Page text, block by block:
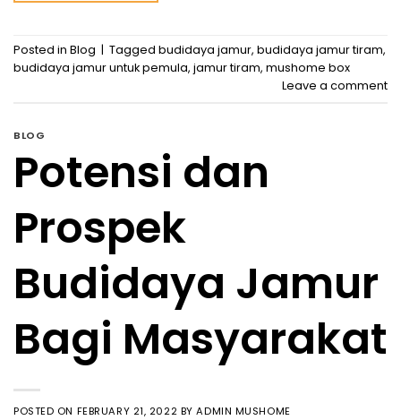
Posted in Blog | Tagged budidaya jamur, budidaya jamur tiram,
budidaya jamur untuk pemula, jamur tiram, mushome box
Leave a comment
BLOG
Potensi dan
Prospek
Budidaya Jamur
Bagi Masyarakat
POSTED ON FEBRUARY 21, 2022 BYADMIN MUSHOME